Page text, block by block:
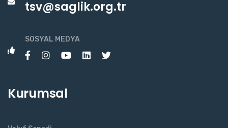
tsv@saglik.org.tr
SOSYAL MEDYA
Kurumsal